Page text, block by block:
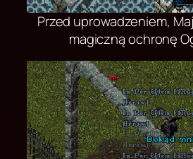
Przed uprowadzeniem,
magiczną ochronę